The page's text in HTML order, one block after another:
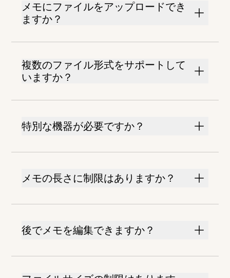
メモにファイルをアップロードでき
ますか？
複数のファイル形式をサポートして
いますか？
特別な機器が必要ですか？
メモの長さに制限はありますか？
後でメモを編集できますか？